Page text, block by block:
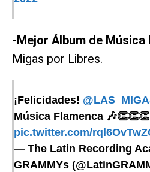
-Mejor Álbum de Música
Migas por Libres.
¡Felicidades!
Música Flamenca 🎶👏👏👏
pic.twitter.com/
— The Latin Recording
GRAMMYs